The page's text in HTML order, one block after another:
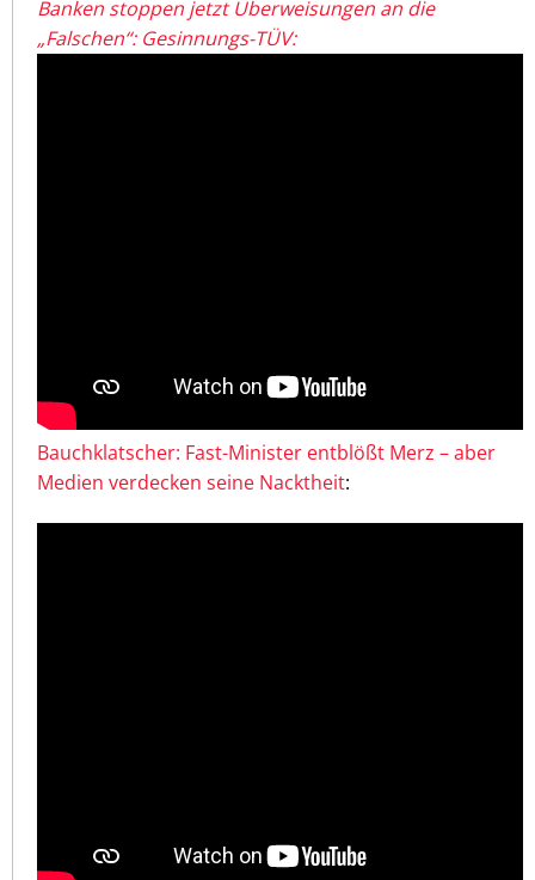
Banken stoppen jetzt Überweisungen an die
„Falschen“: Gesinnungs-TÜV:
Bauchklatscher: Fast-Minister entblößt Merz – aber
Medien verdecken seine Nacktheit: